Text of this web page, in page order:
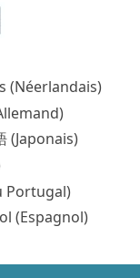
(Néerlandais)
)
(Japonais)
Portugal)
(Espagnol)